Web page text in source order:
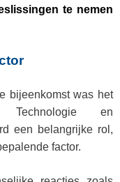
te nemen
bijeenkomst was het
Technologie en
een belangrijke rol,
factor.